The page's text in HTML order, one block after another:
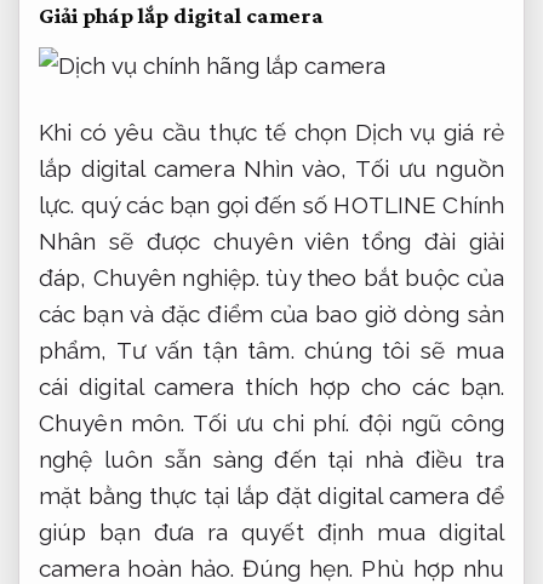
Giải pháp lắp digital camera
Khi có yêu cầu thực tế chọn Dịch vụ giá rẻ
lắp digital camera Nhìn vào, Tối ưu nguồn
lực. quý các bạn gọi đến số HOTLINE Chính
Nhân sẽ được chuyên viên tổng đài giải
đáp, Chuyên nghiệp. tùy theo bắt buộc của
các bạn và đặc điểm của bao giờ dòng sản
phẩm, Tư vấn tận tâm. chúng tôi sẽ mua
cái digital camera thích hợp cho các bạn.
Chuyên môn. Tối ưu chi phí. đội ngũ công
nghệ luôn sẵn sàng đến tại nhà điều tra
mặt bằng thực tại lắp đặt digital camera để
giúp bạn đưa ra quyết định mua digital
camera hoàn hảo. Đúng hẹn. Phù hợp nhu